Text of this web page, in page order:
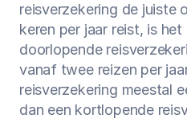
reisverzekering de juiste
keren per jaar reist, is
doorlopende
vanaf twee reizen per
reisverzekering meestal
dan een kortlopende